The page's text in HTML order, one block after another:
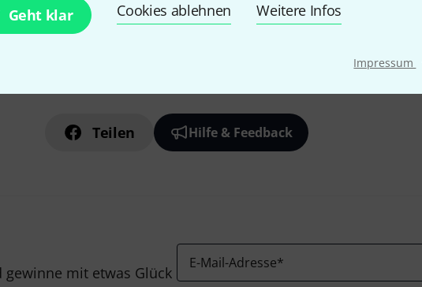
Geht klar Cookies ablehnen Weitere Infos
Impressum
Teilen Hilfe & Feedback
mit etwas Glück
E-Mail-Adresse*